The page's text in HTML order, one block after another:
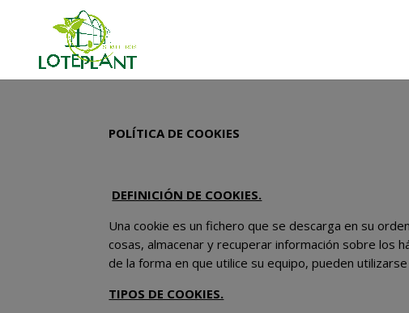
POLÍTICA DE COOKIES
DEFINICIÓN DE COOKIES.
Una cookie es un fichero que se descarga en su
cosas, almacenar y recuperar información sobre los
de la forma en que utilice su equipo, pueden
TIPOS DE COOKIES.